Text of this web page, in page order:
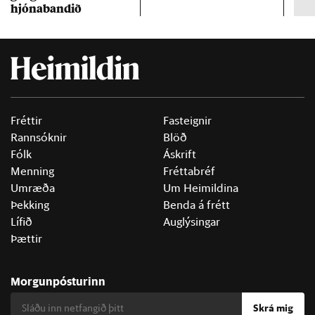
hjóna­band­ið
Fréttir
Rannsóknir
Fólk
Menning
Umræða
Þekking
Lífið
Þættir
Fasteignir
Blöð
Áskrift
Fréttabréf
Um Heimildina
Benda á frétt
Auglýsingar
Morgunpósturinn
Skrá mig